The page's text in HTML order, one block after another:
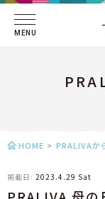
MENU
HOME > PRALIVAか
掲載日: 2023.4.29 Sat